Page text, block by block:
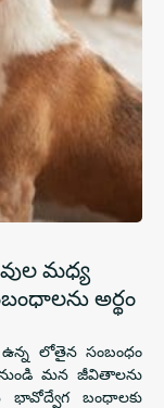
మధ్య
అర్థం
లోతైన సంబంధం
మన జీవితాలను
భావోద్వేగ బంధాలకు